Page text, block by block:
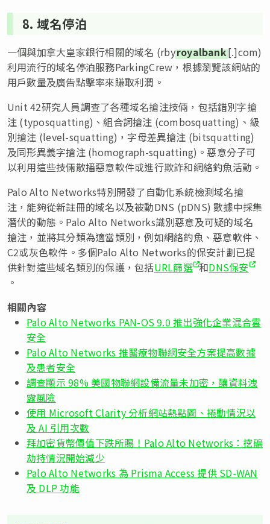
8. 域名停泊
一個與加拿大皇家銀行相關的域名 (rbyroyalbank[.]com)
利用流行的域名停泊服務ParkingCrew，根據瀏覽該網站的
用戶數量及廣告點擊率來賺取利潤。
Unit 42研究人員調查了各種域名搶注技倆，包括錯別字搶
注 (typosquatting)、組合詞搶注 (combosquatting)、級
別搶注 (level-squatting)，字母差異搶注 (bitsquatting)
及同形異義字搶注 (homograph-squatting)。惡意分子可
以利用這些技倆散播惡意軟件或進行欺詐和網絡釣魚活動。
Palo Alto Networks特別開發了自動化系統檢測域名搶
注，能夠從新註冊的域名以及被動DNS (pDNS) 數據中採集
潛伏的動態。Palo Alto Networks識別惡意及可疑的域名
搶注，並將其分類為適當類別，例如網絡釣魚、惡意軟件、
C2或灰色軟件。多個Palo Alto Networks的保安計劃已提
供針對這些域名類別的保護，包括URL篩選 和DNS保安
。
相關內容
Palo Alto Networks PAN-OS 9.0 推出強化企業混合雲
安全
Palo Alto Networks 推醫療物聯網安全方案提高數據
及患者安全
調查顯示 98% 美國物聯網設備流量未加密，釀資料洩
露風險
使用 Microsoft Clarity 分析網站熱點圖、捲動情況以
及 AI 引用次數
拜加密貨幣價值下跌所賜！Palo Alto Networks：挖礦
劫持情況開始減少
Palo Alto Networks 為 Prisma Access 提供 SD-WAN
及 DLP 功能